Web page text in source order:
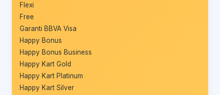
Flexi
Free
Garanti BBVA Visa
Happy Bonus
Happy Bonus Business
Happy Kart Gold
Happy Kart Platinum
Happy Kart Silver